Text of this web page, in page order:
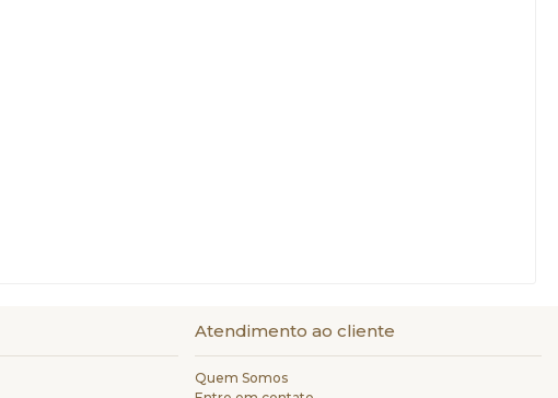
Atendimento ao cliente
Quem Somos